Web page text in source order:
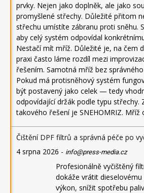
prvky. Nejen jako doplněk, ale jako
promyšlené střechy. Důležité přitom
střechu umístíte zábranu proti sněhu.
aby celý systém odpovídal
Nestačí mít mříž. Důležité je, na čem
praxi často láme rozdíl mezi
řešením. Samotná mříž bez
Pokud má protisněhový systém
být postavený jako celek — tedy
odpovídající držák podle typu střechy.
takového řešení je SNEHOMRIZ. Mříž
Čištění DPF filtrů a správná péče po
4 srpna 2026 - info@press-media.cz
Profesionálně vyčištěný
dokáže vrátit
výkon, snížit spotřebu